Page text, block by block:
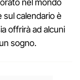
nel mondo
sul calendario è
offrirà ad alcuni
sogno.